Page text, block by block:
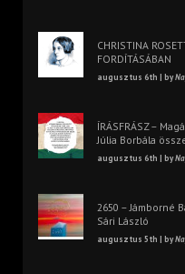
CHRISTINA
FORDÍTÁSÁBAN
augusztus 6th | by
ÍRÁSFRÁSZ –
Júlia Borbála
augusztus 6th | by
2650 – Jámborné
Sári László
augusztus 5th | by